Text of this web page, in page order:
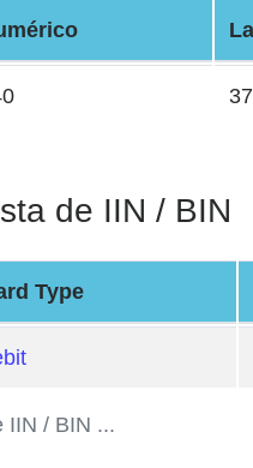
de IIN / BIN
Type
IIN / BIN ...